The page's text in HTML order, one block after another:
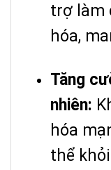
trợ làm
hóa,
Tăng
nhiên:
hóa
thể